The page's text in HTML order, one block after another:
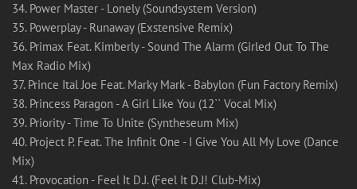
34. Power Master - Lonely (Soundsystem Version)
35. Powerplay - Runaway (Exstensive Remix)
36. Primax Feat. Kimberly - Sound The Alarm (Girled Out To The
Max Radio Mix)
37. Prince Ital Joe Feat. Marky Mark - Babylon (Fun Factory Remix)
38. Princess Paragon - A Girl Like You (12`` Vocal Mix)
39. Priority - Time To Unite (Syntheseum Mix)
40. Project P. Feat. The Infinit One - I Give You All My Love (Dance
Mix)
41. Provocation - Feel It D.J. (Feel It D.J! Club-Mix)